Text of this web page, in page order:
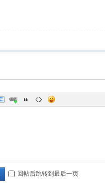
回帖后跳转到最后一页